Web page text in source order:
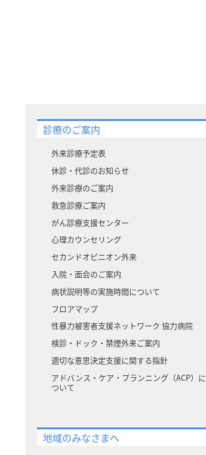
診療のご案内
外来診療予定表
休診・代診のお知らせ
外来診療のご案内
救急診療ご案内
がん診療支援センター
心理カウンセリング
セカンドオピニオン外来
入院・面会のご案内
病状説明等の実施時間について
フロアマップ
性暴力被害者支援ネットワーク 協力病院
検診・ドック・禁煙外来ご案内
適切な意思決定支援に関する指針
アドバンス・ケア・プランニング（ACP）に
ついて
地域のみなさまへ